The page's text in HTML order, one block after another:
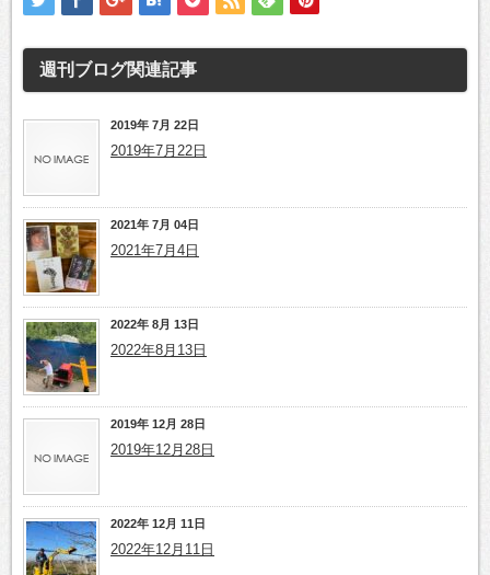
週刊ブログ関連記事
2019年 7月 22日
2019年7月22日
2021年 7月 04日
2021年7月4日
2022年 8月 13日
2022年8月13日
2019年 12月 28日
2019年12月28日
2022年 12月 11日
2022年12月11日